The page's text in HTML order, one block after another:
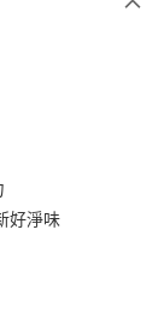
好淨味